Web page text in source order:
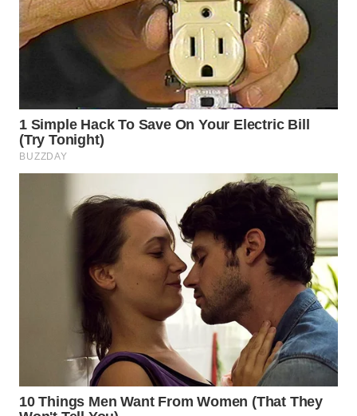
WN
PRIANGAN
SEMARANG
WN
WN
SURABAYA
WN